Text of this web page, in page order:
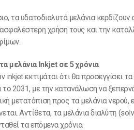
τα υδατοδιαλυτά μελάνια
χρήση τους και την
μελάνια Inkjet σε 5 χρόνια
inkjet εκτιμάται ότι θα προσεγγίσει
το 2031, με την κατανάλωση να
μετατόπιση προς τα μελάνια
Αντίθετα, τα μελάνια διαλύτη
τα επόμενα χρόνια.